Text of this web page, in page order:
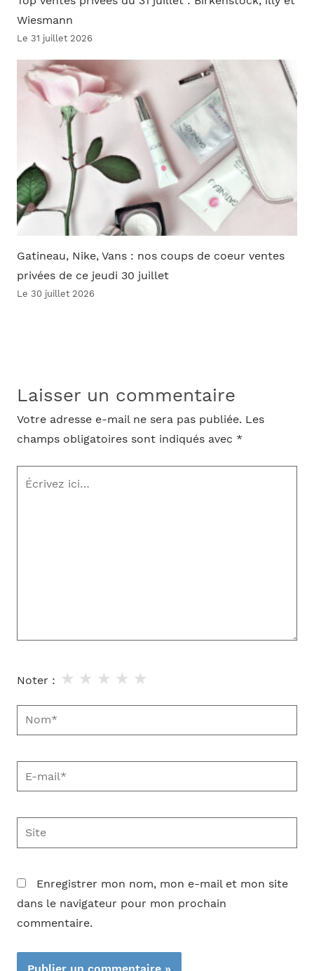
Wiesmann
Le 31 juillet 2026
Gatineau, Nike, Vans : nos coups de coeur ventes
privées de ce jeudi 30 juillet
Le 30 juillet 2026
Laisser un commentaire
Votre adresse e-mail ne sera pas publiée. Les
champs obligatoires sont indiqués avec *
Écrivez
Noter : ★
★
★
★
★
Nom*
E-
mail*
Site
Enregistrer mon nom, mon e-mail et mon site
dans le navigateur pour mon prochain
commentaire.